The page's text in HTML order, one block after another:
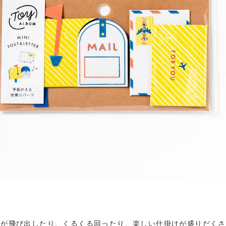
飛び出したり、くるくる回ったり、楽しい仕掛けが盛りだく